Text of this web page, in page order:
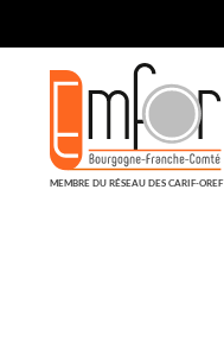
MEMBRE DU RÉSEAU DES CARIF-OREF